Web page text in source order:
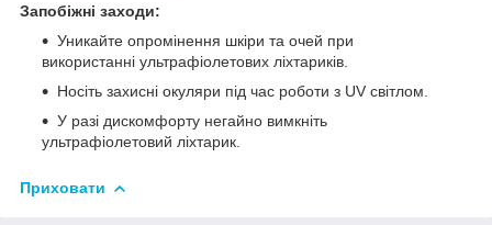
Запобіжні заходи:
Уникайте опромінення шкіри та очей при
використанні ультрафіолетових ліхтариків.
Носіть захисні окуляри під час роботи з UV світлом.
У разі дискомфорту негайно вимкніть
ультрафіолетовий ліхтарик.
Приховати